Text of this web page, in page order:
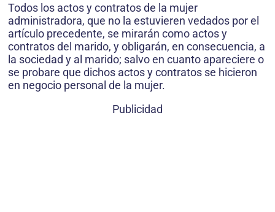
Todos los actos y contratos de la mujer
administradora, que no la estuvieren vedados por el
artículo precedente, se mirarán como actos y
contratos del marido, y obligarán, en consecuencia, a
la sociedad y al marido; salvo en cuanto apareciere o
se probare que dichos actos y contratos se hicieron
en negocio personal de la mujer.
Publicidad